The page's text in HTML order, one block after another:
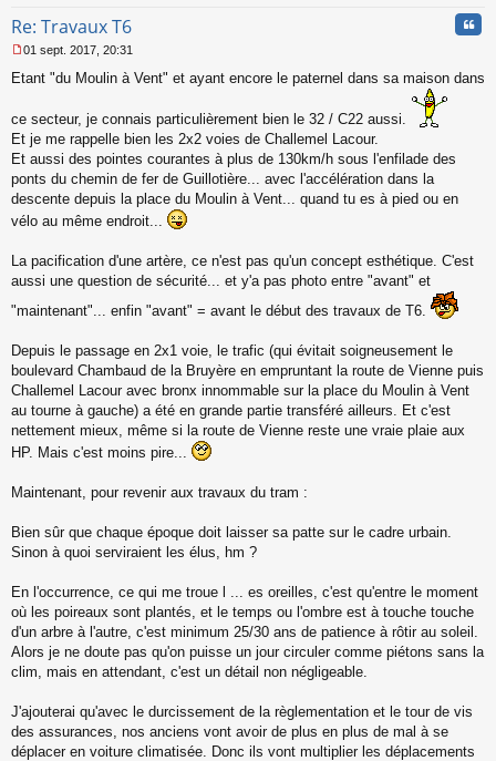
Re: Travaux T6
e
g
e
n
o
l
01 sept. 2017, 20:31
Etant "du Moulin à Vent" et ayant encore le paternel dans sa maison dans
ce secteur, je connais particulièrement bien le 32 / C22 aussi.
Et je me rappelle bien les 2x2 voies de Challemel Lacour.
Et aussi des pointes courantes à plus de 130km/h sous l'enfilade des
ponts du chemin de fer de Guillotière... avec l'accélération dans la
descente depuis la place du Moulin à Vent... quand tu es à pied ou en
vélo au même endroit...
La pacification d'une artère, ce n'est pas qu'un concept esthétique. C'est
aussi une question de sécurité... et y'a pas photo entre "avant" et
"maintenant"... enfin "avant" = avant le début des travaux de T6.
Depuis le passage en 2x1 voie, le trafic (qui évitait soigneusement le
boulevard Chambaud de la Bruyère en empruntant la route de Vienne puis
Challemel Lacour avec bronx innommable sur la place du Moulin à Vent
au tourne à gauche) a été en grande partie transféré ailleurs. Et c'est
nettement mieux, même si la route de Vienne reste une vraie plaie aux
HP. Mais c'est moins pire...
Maintenant, pour revenir aux travaux du tram :
Bien sûr que chaque époque doit laisser sa patte sur le cadre urbain.
Sinon à quoi serviraient les élus, hm ?
En l'occurrence, ce qui me troue l ... es oreilles, c'est qu'entre le moment
où les poireaux sont plantés, et le temps ou l'ombre est à touche touche
d'un arbre à l'autre, c'est minimum 25/30 ans de patience à rôtir au soleil.
Alors je ne doute pas qu'on puisse un jour circuler comme piétons sans la
clim, mais en attendant, c'est un détail non négligeable.
J'ajouterai qu'avec le durcissement de la règlementation et le tour de vis
des assurances, nos anciens vont avoir de plus en plus de mal à se
déplacer en voiture climatisée. Donc ils vont multiplier les déplacements